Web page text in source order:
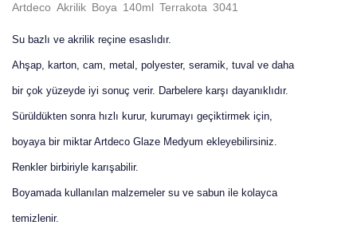
Artdeco Akrilik Boya 140ml Terrakota 3041
Su bazlı ve akrilik reçine esaslıdır.
Ahşap, karton, cam, metal, polyester, seramik, tuval ve daha
bir çok yüzeyde iyi sonuç verir. Darbelere karşı dayanıklıdır.
Sürüldükten sonra hızlı kurur, kurumayı geçiktirmek için,
boyaya bir miktar Artdeco Glaze Medyum ekleyebilirsiniz.
Renkler birbiriyle karışabilir.
Boyamada kullanılan malzemeler su ve sabun ile kolayca
temizlenir.